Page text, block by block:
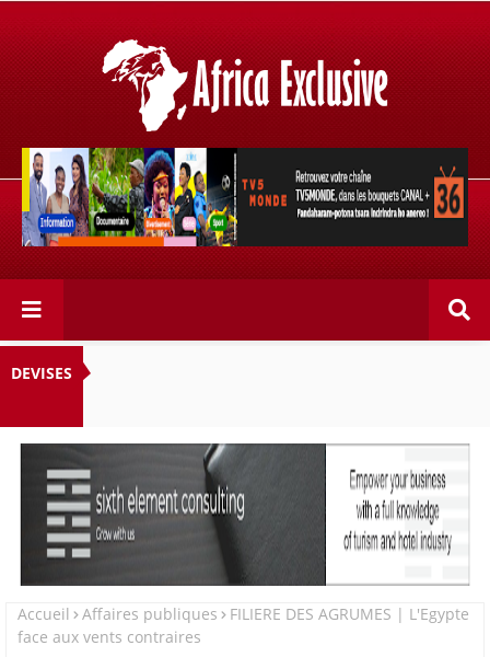
Retrouvez votre chaîne @TV5MONDE, dans les bouquets
CANAL+ 36 . Fandaharam-potoana tsara indrindra ho
anareo!
DEVISES
Accueil Affaires publiques
FILIERE DES AGRUMES | L'Egypte
face aux vents contraires